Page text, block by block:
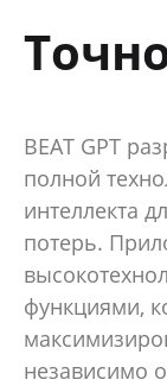
BEAT GPT
полной
интеллекта
потерь.
функциями,
независимо